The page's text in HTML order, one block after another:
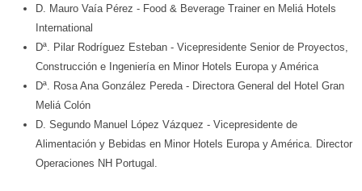
D. Mauro Vaía Pérez - Food & Beverage Trainer en Meliá Hotels
International
Dª. Pilar Rodríguez Esteban - Vicepresidente Senior de Proyectos,
Construcción e Ingeniería en Minor Hotels Europa y América
Dª. Rosa Ana González Pereda - Directora General del Hotel Gran
Meliá Colón
D. Segundo Manuel López Vázquez - Vicepresidente de
Alimentación y Bebidas en Minor Hotels Europa y América. Director
Operaciones NH Portugal.